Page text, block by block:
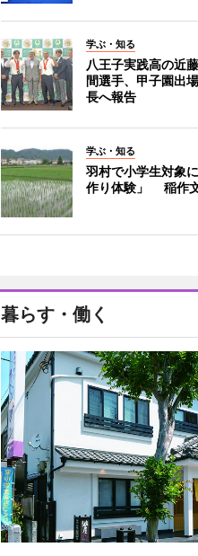
学ぶ・知る
八王子実践高の近
間選手、甲子園出
長へ報告
学ぶ・知る
羽村で小学生対象
作り体験」 稲作
暮らす・働く